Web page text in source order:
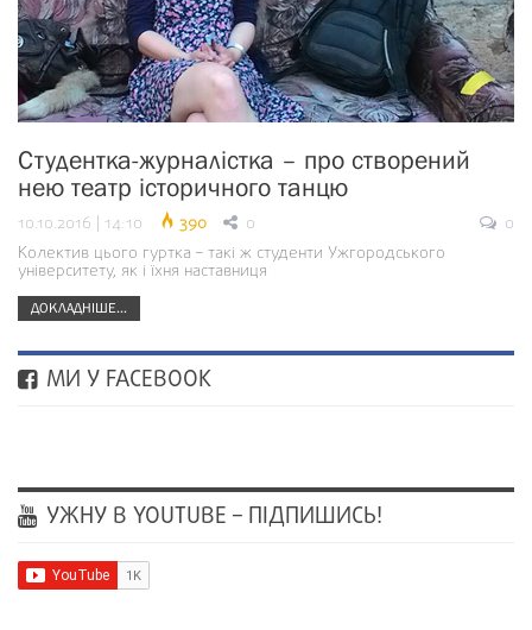
Студентка-журналістка – про створений
нею театр історичного танцю
10.10.2016 | 14:10 390 0
0
Колектив цього гуртка – такі ж студенти Ужгородського
університету, як і їхня наставниця
ДОКЛАДНІШЕ...
МИ У FACEBOOK
УЖНУ В YOUTUBE – ПІДПИШИСЬ!